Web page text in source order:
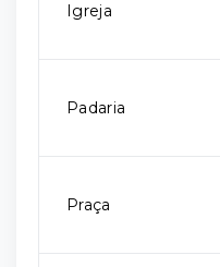
Igreja
Padaria
Praça